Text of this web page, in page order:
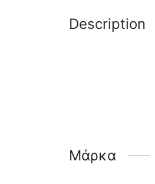
Description
Μάρκα